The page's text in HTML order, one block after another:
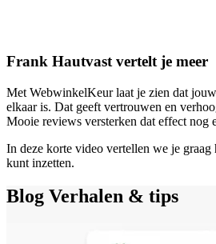
Frank Hautvast vertelt je meer
Met WebwinkelKeur laat je zien dat
elkaar is. Dat geeft vertrouwen en
Mooie reviews versterken dat effect nog
In deze korte video vertellen we je
kunt inzetten.
Blog Verhalen & tips